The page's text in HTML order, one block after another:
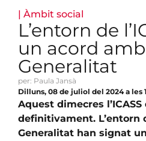
| Àmbit social
L’entorn de
un acord
Generalitat
per: Paula Jansà
Dilluns, 08 de juliol del 2024 a les
Aquest dimecres
definitivament. L’entorn
Generalitat han signat